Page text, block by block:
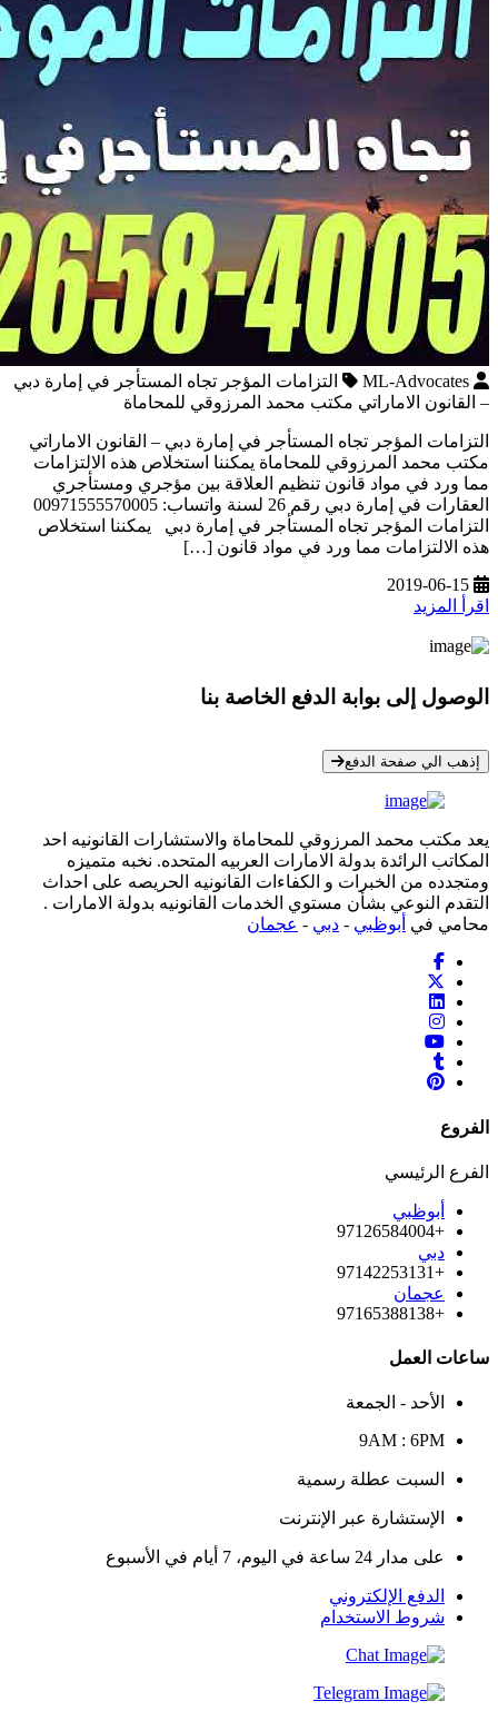
ML-Advocates
التزامات المؤجر تجاه المستأجر في إمارة دبي
– القانون الاماراتي مكتب محمد المرزوقي للمحاماة
التزامات المؤجر تجاه المستأجر في إمارة دبي – القانون الاماراتي
مكتب محمد المرزوقي للمحاماة يمكننا استخلاص هذه الالتزامات
مما ورد في مواد قانون تنظيم العلاقة بين مؤجري ومستأجري
التزامات المؤجر تجاه المستأجر في إمارة دبي يمكننا استخلاص
هذه الالتزامات مما ورد في مواد قانون […]
2019-06-15
اقرأ المزيد
الوصول إلى بوابة الدفع الخاصة بنا
إذهب الي صفحة الدفع
يعد مكتب محمد المرزوقي للمحاماة والاستشارات القانونيه احد
المكاتب الرائدة بدولة الامارات العربيه المتحده. نخبه متميزه
ومتجدده من الخبرات و الكفاءات القانونيه الحريصه على احداث
التقدم النوعي بشأن مستوي الخدمات القانونيه بدولة الامارات .
محامي في أبوظبي - دبي - عجمان
الفروع
الفرع الرئيسي
أبوظبي
+97126584004
دبي
+97142253131
عجمان
+97165388138
ساعات العمل
الأحد - الجمعة
9AM : 6PM
السبت عطلة رسمية
الإستشارة عبر الإنترنت
على مدار 24 ساعة في اليوم، 7 أيام في الأسبوع
الدفع الإلكتروني
شروط الاستخدام